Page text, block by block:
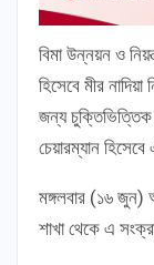
বিমা উন্নয়ন ও
হিসেবে মীর
জন্য চুক্তিভিত্তিক
চেয়ারম্যান
মঙ্গলবার (১৬ জুন)
শাখা থেকে এ